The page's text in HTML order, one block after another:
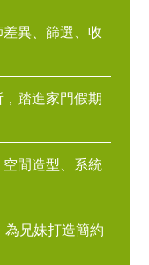
異、篩選、收
，踏進家門假期
間造型、系統
為兄妹打造簡約